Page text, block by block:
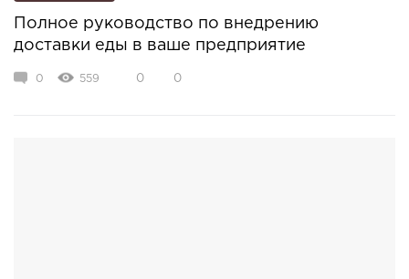
Полное руководство по внедрению
доставки еды в ваше предприятие
0 559 0 0